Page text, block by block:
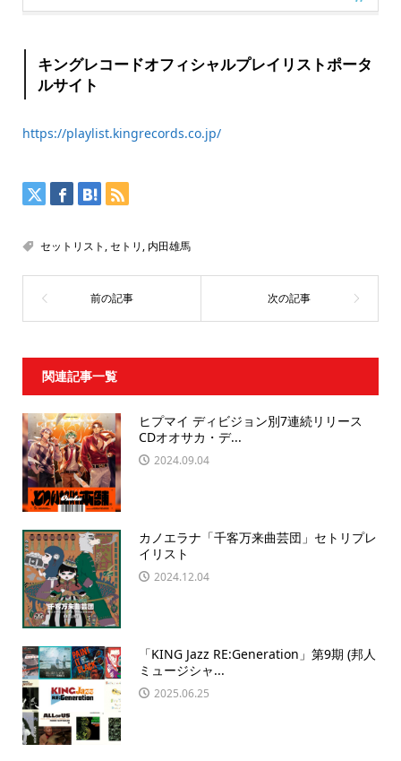
キングレコードオフィシャルプレイリストポータ
ルサイト
https://playlist.kingrecords.co.jp/
セットリスト ,セトリ , 内田雄馬
関連記事一覧
ヒプマイ ディビジョン別7連続リリース
CDオオサカ・デ...
2024.09.04
カノエラナ「千客万来曲芸団」セトリプレ
イリスト
2024.12.04
「KING Jazz RE:Generation」第9期 (邦人
ミュージシャ...
2025.06.25